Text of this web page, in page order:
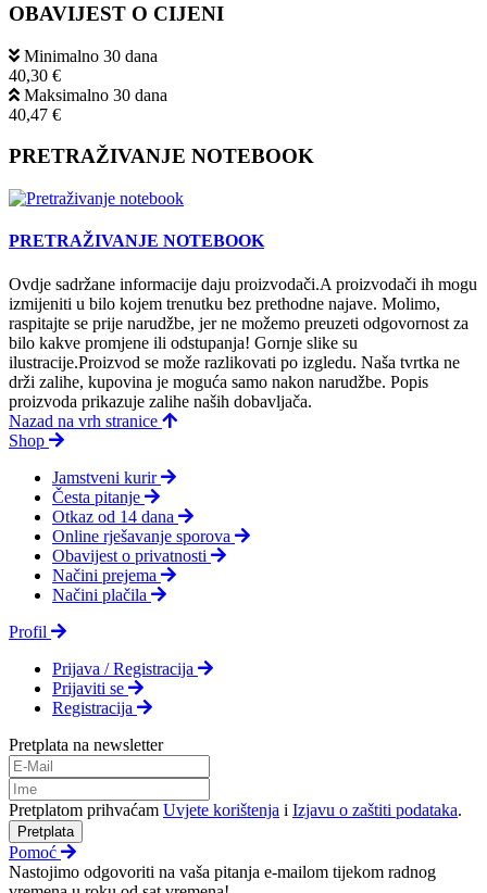
OBAVIJEST O CIJENI
Minimalno 30 dana
40,30 €
Maksimalno 30 dana
40,47 €
PRETRAŽIVANJE NOTEBOOK
PRETRAŽIVANJE NOTEBOOK
Ovdje sadržane informacije daju proizvodači.A proizvodači ih mogu
izmijeniti u bilo kojem trenutku bez prethodne najave. Molimo,
raspitajte se prije narudžbe, jer ne možemo preuzeti odgovornost za
bilo kakve promjene ili odstupanja! Gornje slike su
ilustracije.Proizvod se može razlikovati po izgledu. Naša tvrtka ne
drži zalihe, kupovina je moguća samo nakon narudžbe. Popis
proizvoda prikazuje zalihe naših dobavljača.
Nazad na vrh stranice
Shop
Jamstveni kurir
Česta pitanje
Otkaz od 14 dana
Online rješavanje sporova
Obavijest o privatnosti
Načini prejema
Načini plačila
Profil
Prijava / Registracija
Prijaviti se
Registracija
Pretplata na newsletter
Pretplatom prihvaćam Uvjete korištenja i Izjavu o zaštiti podataka.
Pretplata
Pomoć
Nastojimo odgovoriti na vaša pitanja e-mailom tijekom radnog